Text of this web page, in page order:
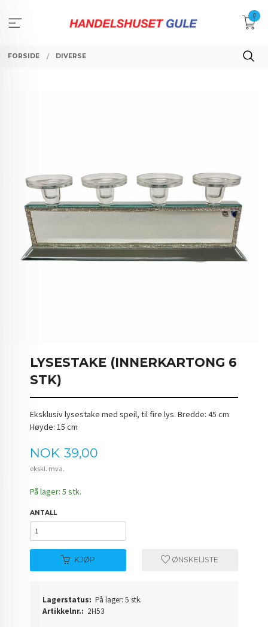
innholdet
0
FORSIDE DIVERSE
LYSESTAKE (INNERKARTONG 6
STK)
Eksklusiv lysestake med speil, til fire lys. Bredde: 45 cm
Høyde: 15 cm
Pris
NOK 39,00
ekskl. mva.
På lager: 5 stk.
ANTALL
KJØP ØNSKELISTE
Lagerstatus: På lager: 5 stk.
Artikkelnr.: 2H53